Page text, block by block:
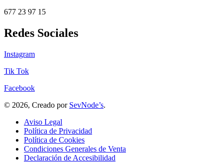
677 23 97 15
Redes Sociales
Instagram
Tik Tok
Facebook
© 2026, Creado por SevNode’s.
Aviso Legal
Política de Privacidad
Política de Cookies
Condiciones Generales de Venta
Declaración de Accesibilidad